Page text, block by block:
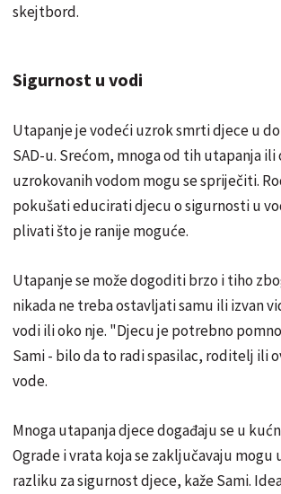
skejtbord.
Sigurnost u vodi
Utapanje je vodeći uzrok smrti djece u
SAD-u. Srećom, mnoga od tih utapanja ili
uzrokovanih vodom mogu se spriječiti.
pokušati educirati djecu o sigurnosti u
plivati ​​što je ranije moguće.
Utapanje se može dogoditi brzo i tiho
nikada ne treba ostavljati samu ili izvan
vodi ili oko nje. "Djecu je potrebno
Sami - bilo da to radi spasilac, roditelj ili
vode.
Mnoga utapanja djece događaju se u
Ograde i vrata koja se zaključavaju
razliku za sigurnost djece, kaže Sami.